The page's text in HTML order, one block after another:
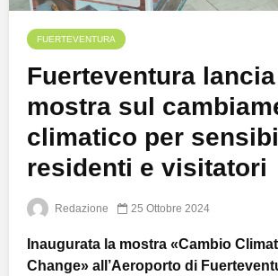
FUERTEVENTURA
Fuerteventura
mostra sul
climatico per
residenti e visitatori
Redazione 25 Ottobre 2024
Inaugurata la mostra «Cambio
Change» all’Aeroporto di